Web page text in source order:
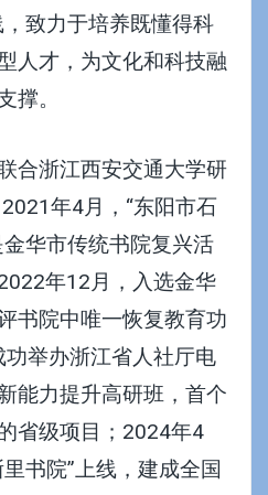
致力于培养既懂得科
人才，为文化和科技融
撑。
合浙江西安交通大学研
年4月，“东阳市石
华市传统书院复兴活
年12月，入选金华
书院中唯一恢复教育功
举办浙江省人社厅电
能力提升高研班 ，首个
省级项目；2024年4
书院”上线，建成全国